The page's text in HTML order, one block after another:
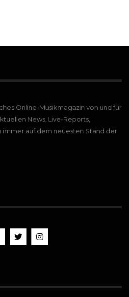
Online-Musikmagazin von und für
News, Live-Reports,
immer auf dem neuesten Stand der